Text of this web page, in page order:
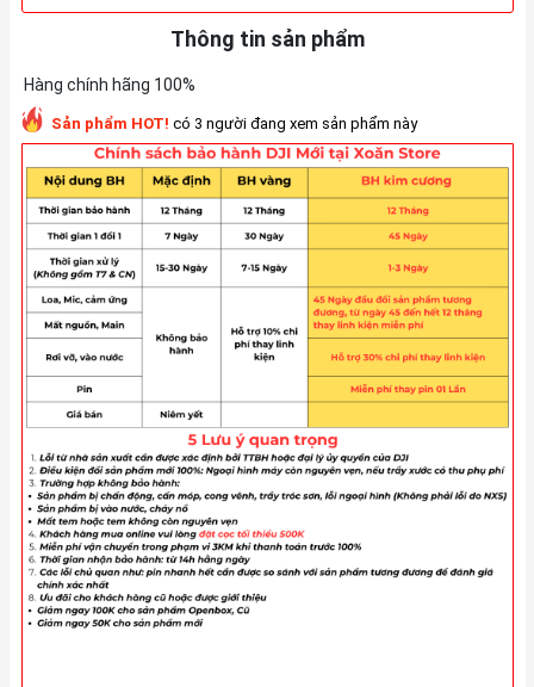
Thông tin sản phẩm
Hàng chính hãng 100%
Sản phẩm HOT! có 3 người đang xem sản phẩm này